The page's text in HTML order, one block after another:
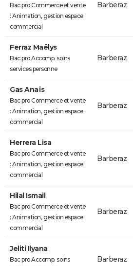
Bac pro Commerce et vente
: Animation, gestion espace
commercial
Barberaz
Ferraz Maëlys
Bac pro Accomp. soins
services personne
Barberaz
Gas Anaïs
Bac pro Commerce et vente
: Animation, gestion espace
commercial
Barberaz
Herrera Lisa
Bac pro Commerce et vente
: Animation, gestion espace
commercial
Barberaz
Hilal Ismail
Bac pro Commerce et vente
: Animation, gestion espace
commercial
Barberaz
Jeliti Ilyana
Bac pro Accomp. soins
Barberaz